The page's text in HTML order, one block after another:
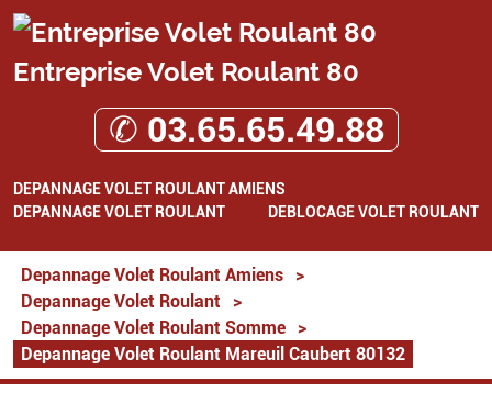
Entreprise Volet Roulant 80
✆ 03.65.65.49.88
DEPANNAGE VOLET ROULANT AMIENS
DEPANNAGE VOLET ROULANT
DEBLOCAGE VOLET ROULANT
Depannage Volet Roulant Amiens
>
Depannage Volet Roulant
>
Depannage Volet Roulant Somme
>
Depannage Volet Roulant Mareuil Caubert 80132